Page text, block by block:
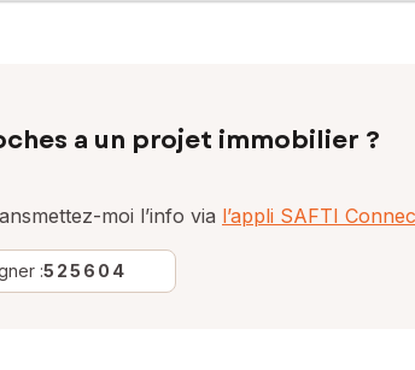
a un projet immobilier ?
moi l’info via l’appli SAFTI
:525604